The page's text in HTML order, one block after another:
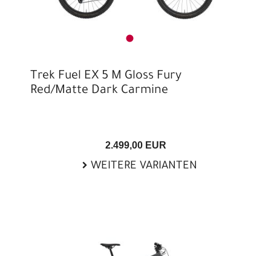
Trek Fuel EX 5 M Gloss Fury
Red/Matte Dark Carmine
2.499,00 EUR
WEITERE VARIANTEN